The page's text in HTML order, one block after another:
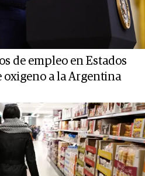
de empleo en Estados
oxigeno a la Argentina